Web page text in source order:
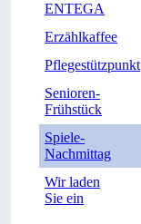
ENTEGA
Erzählkaffee
Pflegestützpunkt
Senioren-
Frühstück
Spiele-
Nachmittag
Wir laden
Sie ein